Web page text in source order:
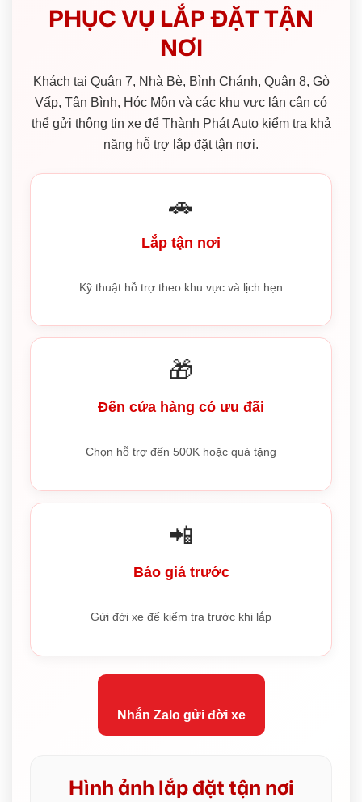
PHỤC VỤ LẮP ĐẶT TẬN
NƠI
Khách tại Quận 7, Nhà Bè, Bình Chánh, Quận 8, Gò
Vấp, Tân Bình, Hóc Môn và các khu vực lân cận có
thể gửi thông tin xe để Thành Phát Auto kiểm tra khả
năng hỗ trợ lắp đặt tận nơi.
🚗
Lắp tận nơi
Kỹ thuật hỗ trợ theo khu vực và lịch hẹn
🎁
Đến cửa hàng có ưu đãi
Chọn hỗ trợ đến 500K hoặc quà tặng
📲
Báo giá trước
Gửi đời xe để kiểm tra trước khi lắp
Nhắn Zalo gửi đời xe
Hình ảnh lắp đặt tận nơi